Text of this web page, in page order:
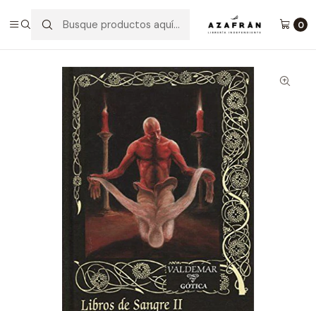
0
Terror Y Ciencia Ficción
Libros De Sangre Ii (Volúmenes Iv, V Y Vi)